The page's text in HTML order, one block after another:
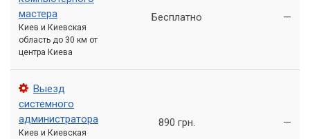
Внедрение систем хранения данных и резервного
копирования.
Тестирование, оптимизация и документация проекта.
Каждый этап сопровождается
качества, что позволяет избегать ошибок и гарантировать
стабильную работу всей системы.
мастера
Киев и Киевская
область до 30 км от
центра Киева
Бесплатно —
Выезд
системного
администратора
Киев и Киевская
890 грн. —